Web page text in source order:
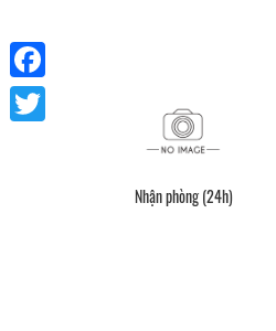
Nhận phòng (24h)
Facebook